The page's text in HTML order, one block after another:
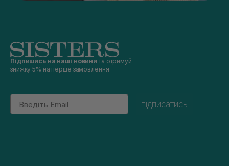
Підпишись на наші новини та отримуй
знижку 5% на перше замовлення
Email
підписатись